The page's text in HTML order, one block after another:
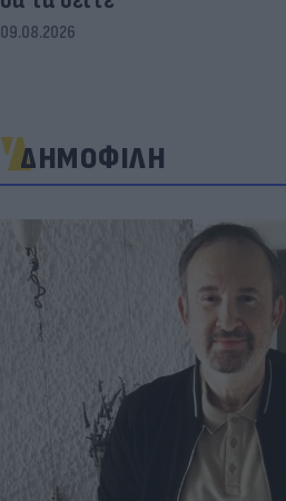
09.08.2026
ΔΗΜΟΦΙΛΗ